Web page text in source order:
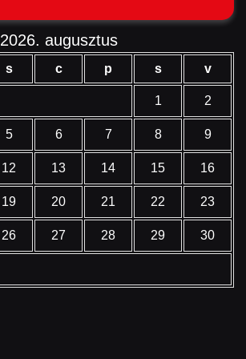
2026. augusztus
s c p s v
1 2
5 6 7 8 9
12 13 14 15 16
19 20 21 22 23
26 27 28 29 30